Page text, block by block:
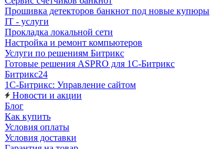
Прошивка детекторов банкнот под новые купюры
IT - услуги
Прокладка локальной сети
Настройка и ремонт компьютеров
Услуги по решениям Битрикс
Готовые решения ASPRO для 1С-Битрикс
Битрикс24
1С-Битрикс: Управление сайтом
Новости и акции
Блог
Как купить
Условия оплаты
Условия доставки